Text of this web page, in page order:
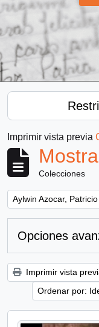
Imprimir vista previa
Colecciones
Remove filter:
Aylwin Azocar, Patricio
Opciones
Imprimir vista
Ordenar por: